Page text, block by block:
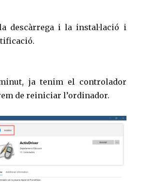
descàrrega i la instal·lació i
ja tenim el controlador
de reiniciar l’ordinador.